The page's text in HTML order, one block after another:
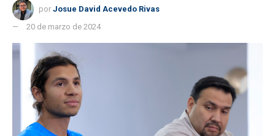
por Josue David Acevedo Rivas
20 de marzo de 2024